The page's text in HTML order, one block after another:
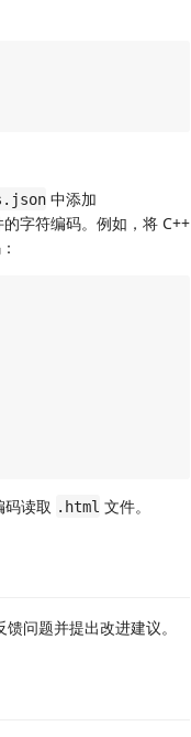
中添加
字符编码。例如，将 C++
读取 .html 文件。
问题并提出改进建议。